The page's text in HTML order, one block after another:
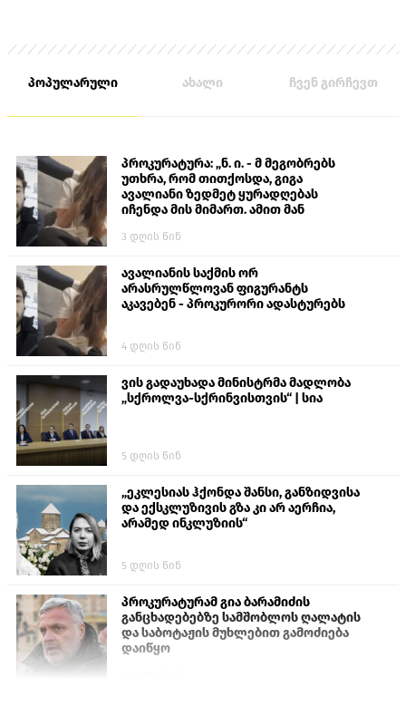
პოპულარული ახალი ჩვენ გირჩევთ
პროკურატურა: „ნ. ი. - მ მეგობრებს
უთხრა, რომ თითქოსდა, გიგა
ავალიანი ზედმეტ ყურადღებას
იჩენდა მის მიმართ. ამით მან
თავს დასხმოდა გიგა ავალიანს“
3 დღის წინ
ავალიანის საქმის ორ
არასრულწლოვან ფიგურანტს
აკავებენ - პროკურორი ადასტურებს
4 დღის წინ
ვის გადაუხადა მინისტრმა მადლობა
„სქროლვა-სქრინვისთვის“ | სია
5 დღის წინ
„ეკლესიას ჰქონდა შანსი, განზიდვისა
და ექსკლუზივის გზა კი არ აერჩია,
არამედ ინკლუზიის“
5 დღის წინ
პროკურატურამ გია ბარამიძის
განცხადებებზე სამშობლოს ღალატის
და საბოტაჟის მუხლებით გამოძიება
დაიწყო